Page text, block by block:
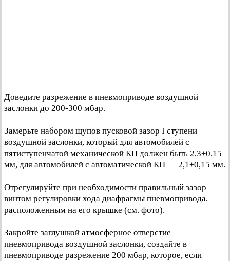
Доведите разрежение в пневмоприводе воздушной
заслонки до 200-300 мбар.
Замерьте набором щупов пусковой зазор I ступени
воздушной заслонки, который для автомобилей с
пятиступенчатой механической КП должен быть 2,3±0,15
мм, для автомобилей с автоматической КП — 2,1±0,15 мм.
Отрегулируйте при необходимости правильный зазор
винтом регулировки хода диафрагмы пневмопривода,
расположенным на его крышке (см. фото).
Закройте заглушкой атмосферное отверстие
пневмопривода воздушной заслонки, создайте в
пневмоприводе разрежение 200 мбар, которое, если